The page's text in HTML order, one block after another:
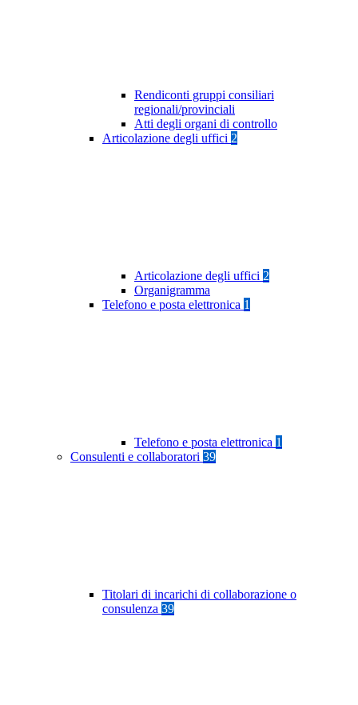
Rendiconti gruppi consiliari
regionali/provinciali
Atti degli organi di controllo
Articolazione degli uffici 2
Articolazione degli uffici 2
Organigramma
Telefono e posta elettronica 1
Telefono e posta elettronica 1
Consulenti e collaboratori 39
Titolari di incarichi di collaborazione o
consulenza 39